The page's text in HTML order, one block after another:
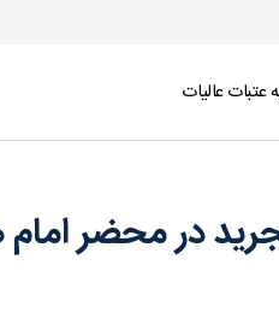
عتبات عالیات
در محضر